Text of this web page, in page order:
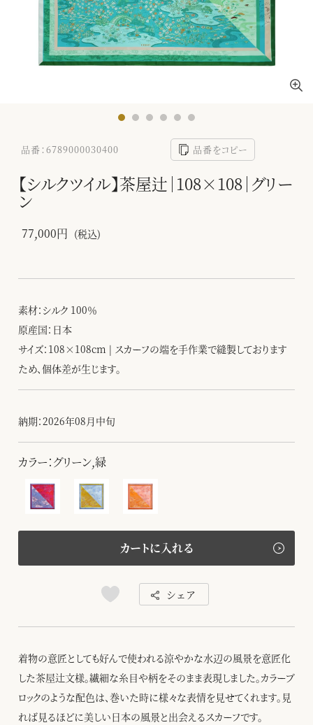
品番：6789000030400 品番をコピー
【シルクツイル】茶屋辻｜108×108｜グリー
ン
77,000円 (税込)
素材：シルク 100％
原産国：日本
サイズ：108×108cm | スカーフの端を手作業で縫製しております
ため、個体差が生じます。
納期：2026年08月中旬
カラー：グリーン,緑
カートに入れる
シェア
着物の意匠としても好んで使われる涼やかな水辺の風景を意匠化
した茶屋辻文様。繊細な糸目や柄をそのまま表現しました。カラーブ
ロックのような配色は、巻いた時に様々な表情を見せてくれます。見
れば見るほどに美しい日本の風景と出会えるスカーフです。